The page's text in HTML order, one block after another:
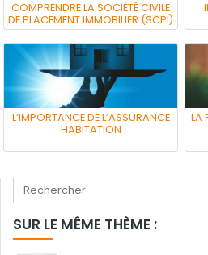
COMPRENDRE LA SOCIÉTÉ CIVILE
DE PLACEMENT IMMOBILIER (SCPI)
L’IMPORTANCE DE L’ASSURANCE
HABITATION
LA
Tapez votre recherche
SUR LE MÊME THÈME :